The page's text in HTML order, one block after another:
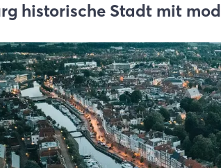
historische Stadt mit